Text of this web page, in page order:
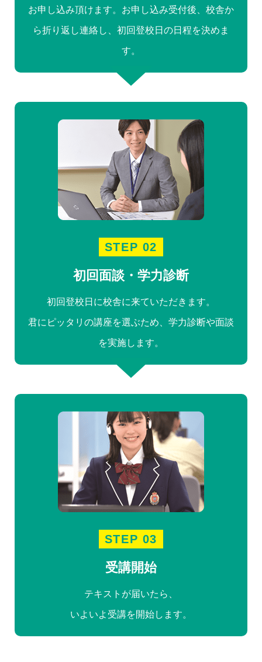
お申し込み頂けます。 お申し込み受付後、校舎か
ら折り返し連絡し、初回登校日の日程を決めま
す。
STEP 02
初回面談・学力診断
初回登校日に校舎に来ていただきます。
君にピッタリの講座を選ぶため、学力診断や面談
を実施します。
STEP 03
受講開始
テキストが届いたら、
いよいよ受講を開始します。